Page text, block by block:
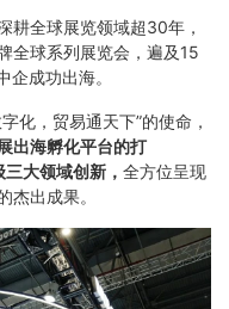
耕全球展览领域超30年，
全球系列展览会，遍及15
成功出海。
化，贸易通天下”的使命，
出海孵化平台的打
大领域创新， 全方位呈现
杰出成果。